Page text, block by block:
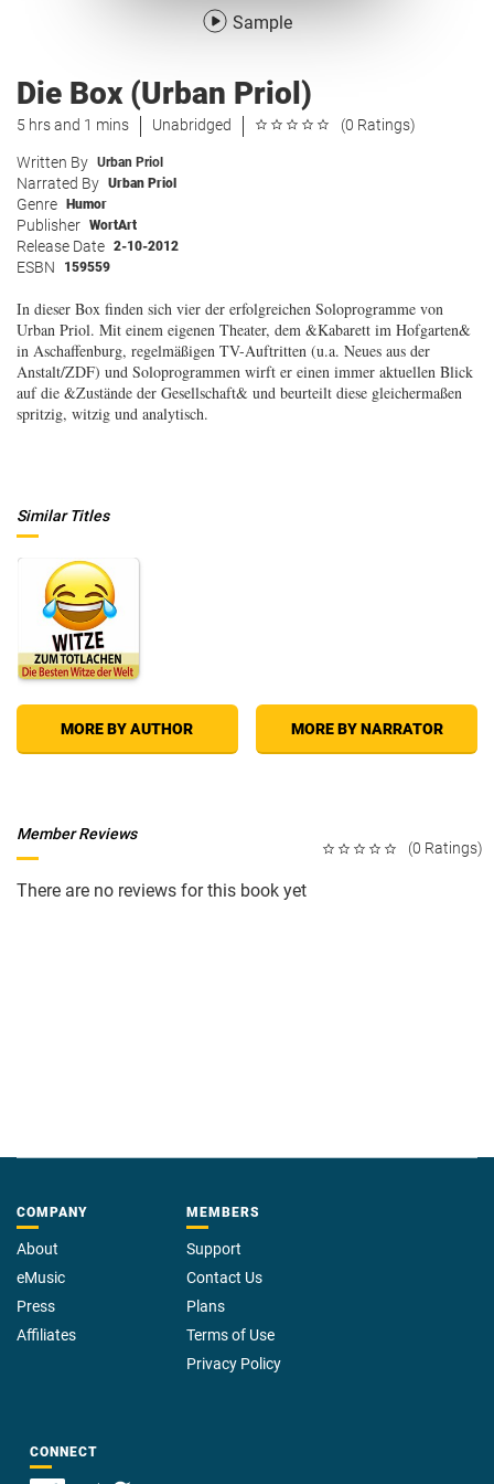
Sample
Die Box (Urban Priol)
5 hrs and 1 mins Unabridged (0 Ratings)
Written By Urban Priol
Narrated By Urban Priol
Genre Humor
Publisher WortArt
Release Date 2-10-2012
ESBN 159559
In dieser Box finden sich vier der erfolgreichen Soloprogramme von
Urban Priol. Mit einem eigenen Theater, dem &Kabarett im Hofgarten&
in Aschaffenburg, regelmäßigen TV-Auftritten (u.a. Neues aus der
Anstalt/ZDF) und Soloprogrammen wirft er einen immer aktuellen Blick
auf die &Zustände der Gesellschaft& und beurteilt diese gleichermaßen
spritzig, witzig und analytisch.
Similar Titles
MORE BY AUTHOR MORE BY NARRATOR
(0 Ratings)
Member Reviews
There are no reviews for this book yet
COMPANY
About
eMusic
Press
Affiliates
MEMBERS
Support
Contact Us
Plans
Terms of Use
Privacy Policy
CONNECT